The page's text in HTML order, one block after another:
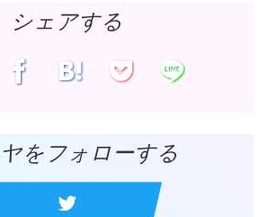
シェアする
をフォローする